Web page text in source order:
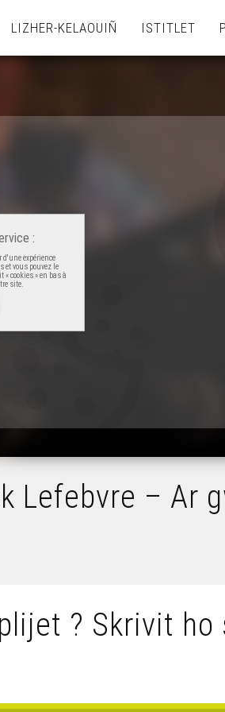
LIZHER-KELAOUIÑ ISTITLET
:
expérience
et vous pouvez le
cookies » en bas à
site.
Lefebvre – Ar
? Skrivit ho